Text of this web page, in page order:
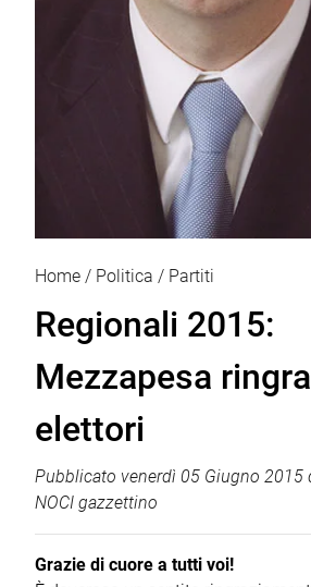
Home Politica Partiti
Regionali 2015:
Mezzapesa
elettori
Pubblicato venerdì 05 Giugno 2015
NOCI gazzettino
Grazie di cuore a tutti voi!